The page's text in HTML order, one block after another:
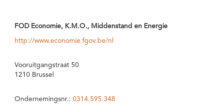
FOD Economie, K.M.O., Middenstand en Energie
http://www.economie.fgov.be/nl
Vooruitgangstraat 50
1210 Brussel
Ondernemingsnr.: 0314.595.348